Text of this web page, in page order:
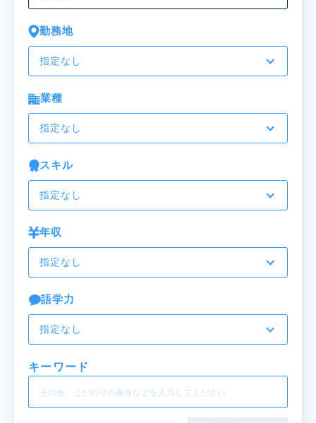
勤務地
指定なし
業種
指定なし
スキル
指定なし
年収
指定なし
語学力
指定なし
キーワード